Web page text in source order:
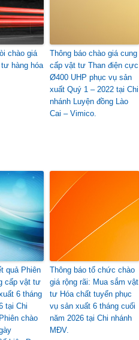
chào giá
hàng hóa
Thông báo chào giá cung
cấp vật tư Than điện cực
Ø400 UHP phục vụ sản
xuất Quý 1 – 2022 tại Chi
nhánh Luyện đồng Lào
Cai – Vimico.
quả Phiên
cấp vật tư
6 tháng
tại Chi
chào
Thông báo tổ chức chào
giá rộng rãi: Mua sắm vật
tư Hóa chất tuyển phục
vụ sản xuất 6 tháng cuối
năm 2026 tại Chi nhánh
MĐV.